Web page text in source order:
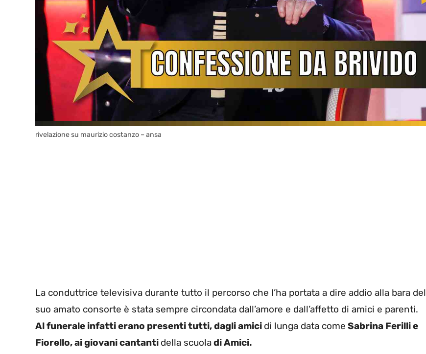
rivelazione su maurizio costanzo – ansa
La conduttrice televisiva durante tutto il percorso che l’ha portata a dire addio alla bara del
suo amato consorte è stata sempre circondata dall’amore e dall’affetto di amici e parenti.
Al funerale infatti erano presenti tutti, dagli amici di lunga data come Sabrina Ferilli e
Fiorello, ai giovani cantanti della scuoladi Amici.